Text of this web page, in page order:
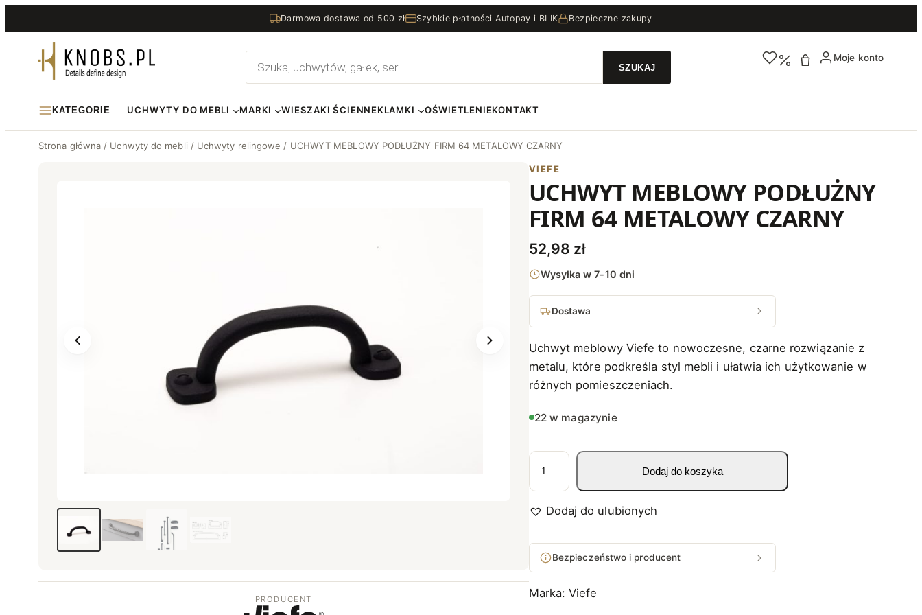
do
Darmowa dostawa od 500 zł Szybkie płatności Autopay i BLIK Bezpieczne zakupy
Wyszukiwarka
produktów
Moje konto
KATEGORIE UCHWYTY DO MEBLI MARKI WIESZAKI ŚCIENNEKLAMKI OŚWIETLENIEKONTAKT
Strona główna / Uchwyty do mebli / Uchwyty relingowe / UCHWYT MEBLOWY PODŁUŻNY FIRM 64 METALOWY CZARNY
PRODUCENT
VIEFE
UCHWYT MEBLOWY PODŁUŻNY
FIRM 64 METALOWY CZARNY
52,98 zł
Wysyłka w 7-10 dni
Dostawa
Uchwyt meblowy Viefe to nowoczesne, czarne rozwiązanie z
metalu, które podkreśla styl mebli i ułatwia ich użytkowanie w
różnych pomieszczeniach.
22 w magazynie
i
o
ś
C
H
Dodaj do koszyka
Dodaj do ulubionych
Bezpieczeństwo i producent
Marka:Viefe